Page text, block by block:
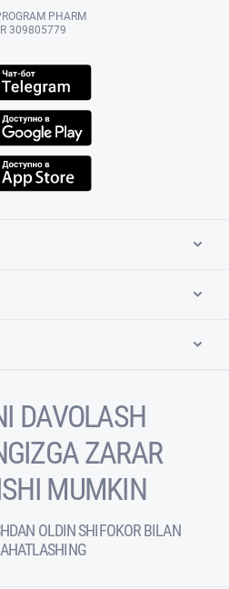
PHARM
309805779
DAVOLASH
ZARAR
MUMKIN
OLDIN SHIFOKOR BILAN